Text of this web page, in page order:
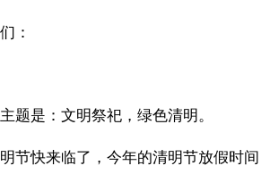
：
题是：文明祭祀，绿色清明。
节快来临了，今年的清明节放假时间